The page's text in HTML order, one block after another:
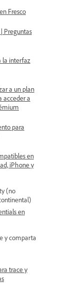
Fresco
Preguntas
la interfaz
a un plan
acceder a
para
en
iPhone y
(no
en
y comparta
trace y